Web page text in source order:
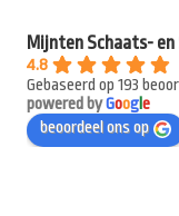
Mijnten Schaats-
4.8
Gebaseerd op 193
powered byGoogle
beoordeel ons op